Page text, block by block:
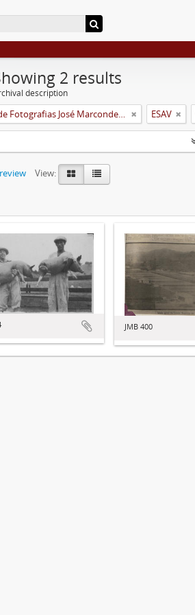
2 results
description
Coleção de Fotografias José Marcondes Borges ESAV
View:
JMB 400